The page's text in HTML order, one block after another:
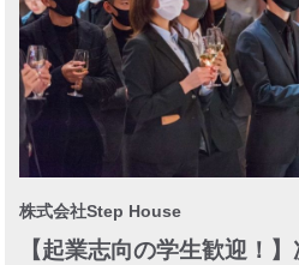
株式会社Step House
【起業志向の学生歓迎！